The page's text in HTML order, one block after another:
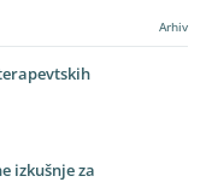
Arhiv
izkušnje za